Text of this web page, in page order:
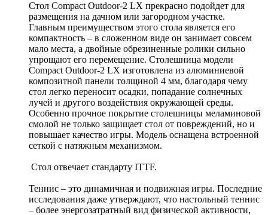
Стол Compact Outdoor-2 LX прекрасно подойдет для
размещения на дачном или загородном участке.
Главным преимуществом этого стола является его
компактность – в сложенном виде он занимает совсем
мало места, а двойные обрезиненные ролики сильно
упрощают его перемещение. Столешница модели
Compact Outdoor-2 LX изготовлена из алюминиевой
композитной панели толщиной 4 мм, благодаря чему
стол легко переносит осадки, попадание солнечных
лучей и другого воздействия окружающей среды.
Особенно прочное покрытие столешницы меламиновой
смолой не только защищает стол от повреждений, но и
повышает качество игры. Модель оснащена встроенной
сеткой с натяжным механизмом.
Стол отвечает стандарту ITTF.
Теннис – это динамичная и подвижная игры. Последние
исследования даже утверждают, что настольный теннис
– более энергозатратный вид физической активности,